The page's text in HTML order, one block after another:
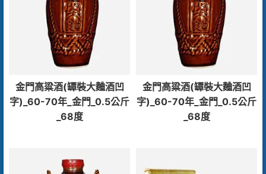
金門高粱酒(罈裝大麯酒凹
字)_60-70年_金門_0.5公斤
_68度
金門高粱酒(罈裝大麯酒凹
字)_60-70年_金門_0.5公斤
_68度